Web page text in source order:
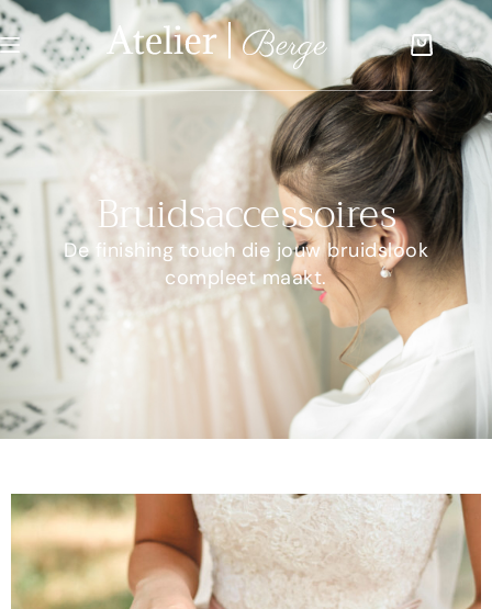
Bruidsaccessoires
De finishing touch die jouw bruidslook
compleet maakt.